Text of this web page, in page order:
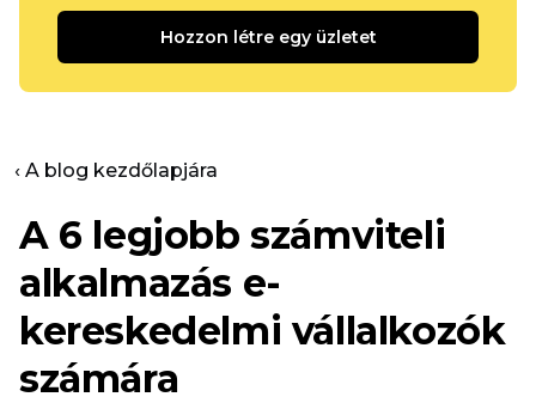
Hozzon létre egy üzletet
‹ A blog kezdőlapjára
A 6 legjobb számviteli
alkalmazás e-
kereskedelmi vállalkozók
számára